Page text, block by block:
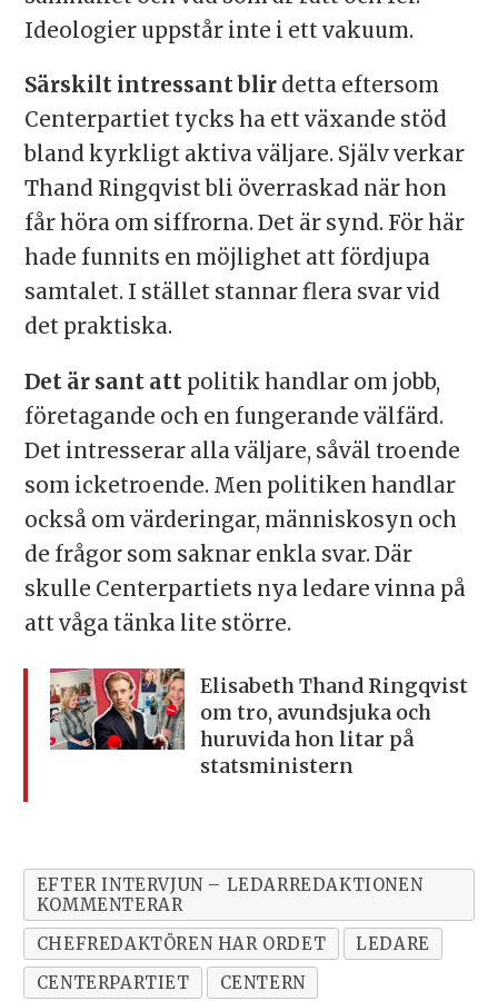
Ideologier uppstår inte i ett vakuum.
Särskilt intressant blir detta eftersom
Centerpartiet tycks ha ett växande stöd
bland kyrkligt aktiva väljare. Själv verkar
Thand Ringqvist bli överraskad när hon
får höra om siffrorna. Det är synd. För här
hade funnits en möjlighet att fördjupa
samtalet. I stället stannar flera svar vid
det praktiska.
Det är sant attpolitik handlar om jobb,
företagande och en fungerande välfärd.
Det intresserar alla väljare, såväl troende
som icketroende. Men politiken handlar
också om värderingar, människosyn och
de frågor som saknar enkla svar. Där
skulle Centerpartiets nya ledare vinna på
att våga tänka lite större.
Elisabeth Thand Ringqvist
om tro, avundsjuka och
huruvida hon litar på
statsministern
EFTER INTERVJUN – LEDARREDAKTIONEN
KOMMENTERAR
CHEFREDAKTÖREN HAR ORDET
LEDARE
CENTERPARTIET
CENTERN